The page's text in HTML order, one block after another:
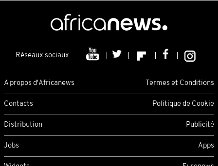
Réseaux sociaux
A propos d'Africanews Termes et Conditions
Contacts Politique de Cookie
Distribution Publicité
Jobs Apps